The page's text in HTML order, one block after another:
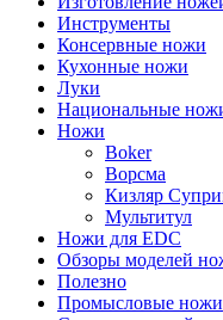
Инструменты
Консервные ножи
Кухонные ножи
Луки
Национальные
Ножи
Boker
Ворсма
Кизляр
Мультитул
Ножи для EDC
Обзоры моделей
Полезно
Промысловые ножи